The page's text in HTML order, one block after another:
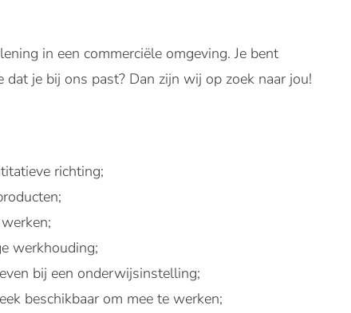
in een commerciële omgeving. Je bent
je bij ons past? Dan zijn wij op zoek naar jou!
richting;
werkhouding;
bij een onderwijsinstelling;
beschikbaar om mee te werken;